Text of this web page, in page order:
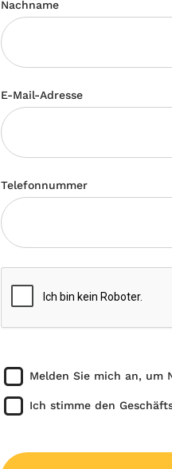
Nachname
E-Mail-Adresse
Telefonnummer
Melden Sie mich an, um
Ich stimme den